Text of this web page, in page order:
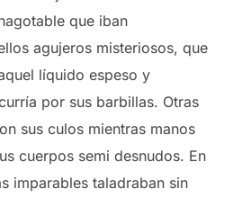
que iban
agujeros misteriosos, que
líquido espeso y
por sus barbillas. Otras
sus culos mientras manos
cuerpos semi desnudos. En
imparables taladraban sin